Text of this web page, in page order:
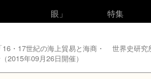
眼」
特集
・17世紀の海上貿易と海商・
2015年09月26日開催）
世界史研究